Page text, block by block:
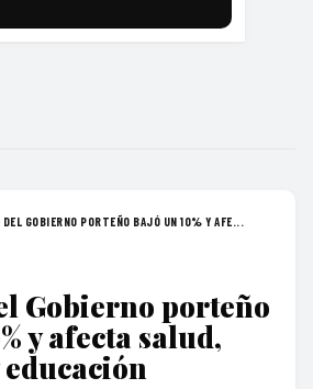
DEL GOBIERNO PORTEÑO BAJÓ UN 10% Y AFE...
Gobierno porteño
y afecta salud,